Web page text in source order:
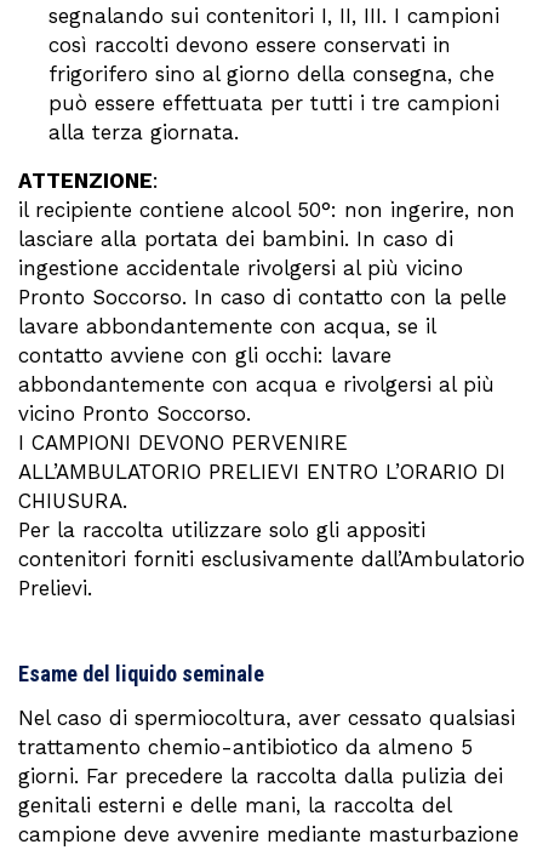
segnalando sui contenitori I, II, III. I campioni
così raccolti devono essere conservati in
frigorifero sino al giorno della consegna, che
può essere effettuata per tutti i tre campioni
alla terza giornata.
ATTENZIONE:
il recipiente contiene alcool 50°: non ingerire, non
lasciare alla portata dei bambini. In caso di
ingestione accidentale rivolgersi al più vicino
Pronto Soccorso. In caso di contatto con la pelle
lavare abbondantemente con acqua, se il
contatto avviene con gli occhi: lavare
abbondantemente con acqua e rivolgersi al più
vicino Pronto Soccorso.
I CAMPIONI DEVONO PERVENIRE
ALL’AMBULATORIO PRELIEVI ENTRO L’ORARIO DI
CHIUSURA.
Per la raccolta utilizzare solo gli appositi
contenitori forniti esclusivamente dall’Ambulatorio
Prelievi.
Esame del liquido seminale
Nel caso di spermiocoltura, aver cessato qualsiasi
trattamento chemio-antibiotico da almeno 5
giorni. Far precedere la raccolta dalla pulizia dei
genitali esterni e delle mani, la raccolta del
campione deve avvenire mediante masturbazione